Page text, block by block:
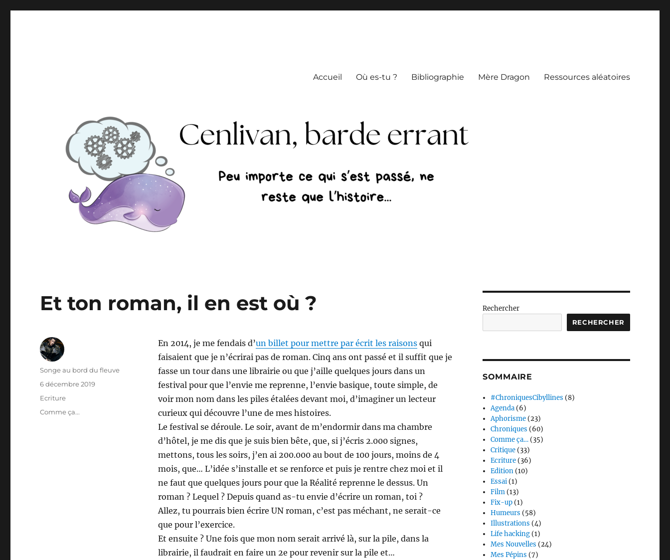
Accueil Où es-tu ? Bibliographie Mère Dragon Ressources aléatoires
Et ton roman, il en est où ?
En 2014, je me fendais d’un billet pour mettre par écrit les raisonsqui
faisaient que je n’écrirai pas de roman. Cinq ans ont passé et il suffit que je
fasse un tour dans une librairie ou que j’aille quelques jours dans un
festival pour que l’envie me reprenne, l’envie basique, toute simple, de
voir mon nom dans les piles étalées devant moi, d’imaginer un lecteur
curieux qui découvre l’une de mes histoires.
Le festival se déroule. Le soir, avant de m’endormir dans ma chambre
d’hôtel, je me dis que je suis bien bête, que, si j’écris 2.000 signes,
mettons, tous les soirs, j’en ai 200.000 au bout de 100 jours, moins de 4
mois, que… L’idée s’installe et se renforce et puis je rentre chez moi et il
ne faut que quelques jours pour que la Réalité reprenne le dessus. Un
roman ? Lequel ? Depuis quand as-tu envie d’écrire un roman, toi ?
Allez, tu pourrais bien écrire UN roman, c’est pas méchant, ne serait-ce
que pour l’exercice.
Et ensuite ? Une fois que mon nom serait arrivé là, sur la pile, dans la
librairie, il faudrait en faire un 2e pour revenir sur la pile et…
Auteur
Songe au bord du fleuve
Publié
6 décembre 2019
Catégories
Ecriture
Étiquettes
Comme ça...
Rechercher
RECHERCHER
SOMMAIRE
#ChroniquesCibyllines (8)
Agenda (6)
Aphorisme (23)
Chroniques (60)
Comme ça… (35)
Critique (33)
Ecriture (36)
Edition (10)
Essai (1)
Film (13)
Fix-up (1)
Humeurs (58)
Illustrations (4)
Life hacking (1)
Mes Nouvelles (24)
Mes Pépins (7)